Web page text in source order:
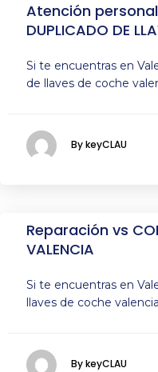
Atención
DUPLICADO DE
Si te encuentras en
de llaves de coche
By keyCLAU
Reparación vs
VALENCIA
Si te encuentras en
llaves de coche
By keyCLAU